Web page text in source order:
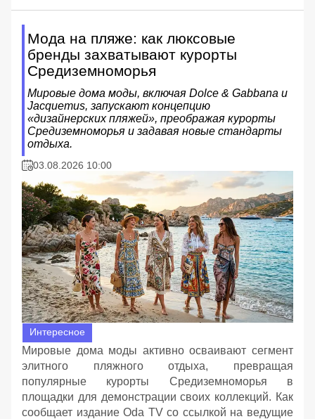
Мода на пляже: как люксовые
бренды захватывают курорты
Средиземноморья
Мировые дома моды, включая Dolce & Gabbana и
Jacquemus, запускают концепцию
«дизайнерских пляжей», преображая курорты
Средиземноморья и задавая новые стандарты
отдыха.
03.08.2026 10:00
Интересное
Мировые дома моды активно осваивают сегмент
элитного пляжного отдыха, превращая
популярные курорты Средиземноморья в
площадки для демонстрации своих коллекций. Как
сообщает издание Oda TV со ссылкой на ведущие